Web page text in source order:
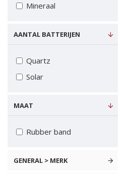
GENERAL > MERK
Mineraal
AANTAL BATTERIJEN
Quartz
Solar
MAAT
Rubber band